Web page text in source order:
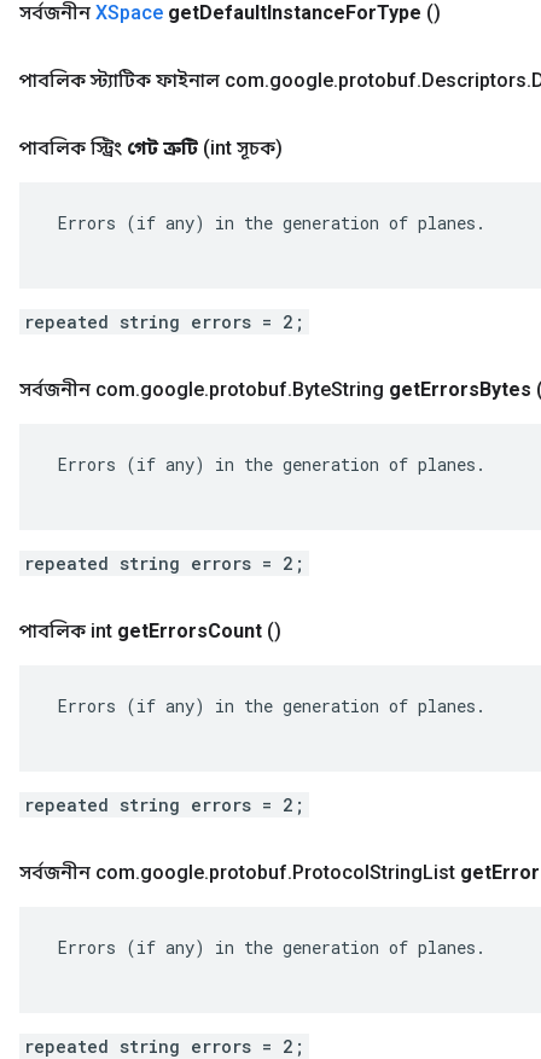
সর্বজনীন XSpace getDefaultInstanceForType ()
পাবলিক স্ট্যাটিক ফাইনাল com.google.protobuf.Descriptors.
পাবলিক স্ট্রিং গেট ত্রুটি (int সূচক)
Errors (if any) in the generation of planes.
repeated string errors = 2;
সর্বজনীন com.google.protobuf.ByteString getErrorsBytes
Errors (if any) in the generation of planes.
repeated string errors = 2;
পাবলিক int getErrorsCount ()
Errors (if any) in the generation of planes.
repeated string errors = 2;
সর্বজনীন com.google.protobuf.ProtocolStringList get
Errors (if any) in the generation of planes.
repeated string errors = 2;